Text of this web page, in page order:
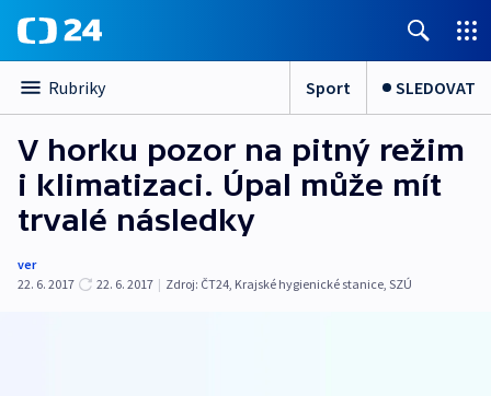
Rubriky Sport SLEDOVAT
V horku pozor na pitný režim
i klimatizaci. Úpal může mít
trvalé následky
ver
22. 6. 2017
22. 6. 2017 | Zdroj: ČT24, Krajské hygienické stanice, SZÚ